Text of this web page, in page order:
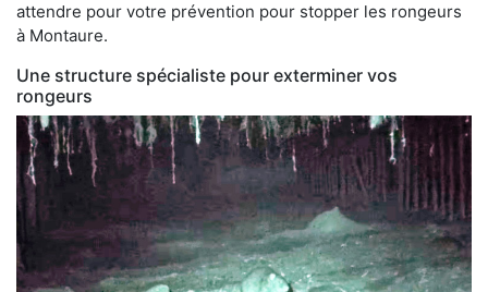
attendre pour votre prévention pour stopper les rongeurs
à Montaure.
Une structure spécialiste pour exterminer vos
rongeurs